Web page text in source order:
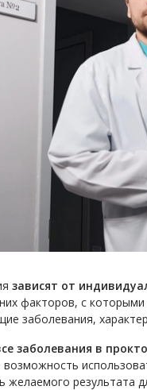
зависят от
факторов, с
заболевания,
заболевания в
возможность
желаемого результата